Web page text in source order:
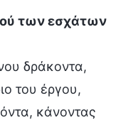
των εσχάτων
δράκοντα,
του έργου,
κάνοντας